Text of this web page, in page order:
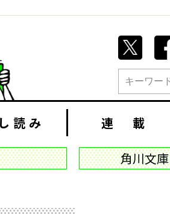
読み 連 載
角川文庫